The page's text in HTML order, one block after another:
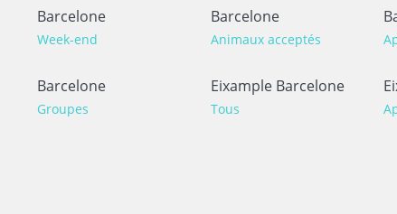
Barcelone
Week-end
Barcelone
Animaux acceptés
Barcelone
Groupes
Eixample Barcelone
Tous